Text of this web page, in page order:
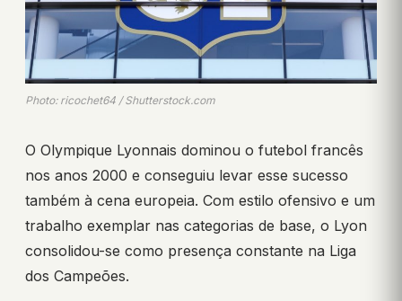
Photo: ricochet64 / Shutterstock.com
O Olympique Lyonnais dominou o futebol francês
nos anos 2000 e conseguiu levar esse sucesso
também à cena europeia. Com estilo ofensivo e um
trabalho exemplar nas categorias de base, o Lyon
consolidou-se como presença constante na Liga
dos Campeões.